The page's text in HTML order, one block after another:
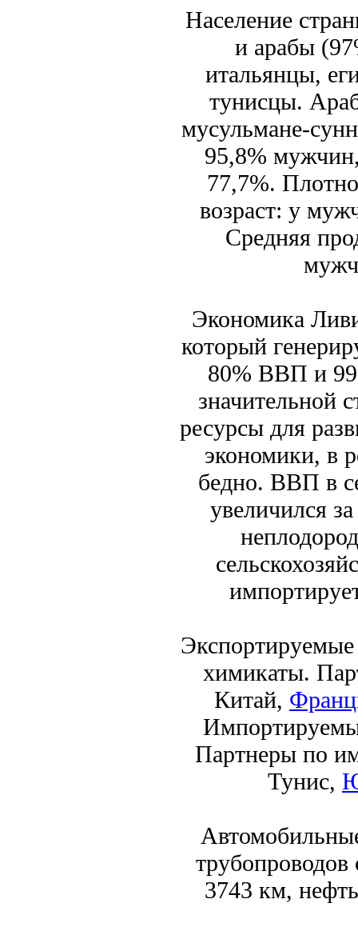
Население
и арабы
итальянцы,
тунисцы.
мусульмане-
95,8%
77,7%.
возраст: у
Средняя
Экономика
который
80% ВВП и
значительной
ресурсы для
экономики, в
бедно. ВВП в
увеличился
химикаты.
Китай,
Партнеры по
Тунис,
3743 км,